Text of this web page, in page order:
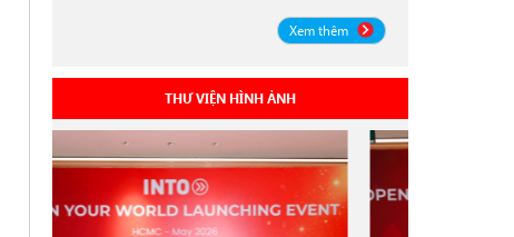
Scotland ICD - Lộ trình
linh hoạt, học bổng
Xem thêm
THƯ VIỆN HÌNH ẢNH